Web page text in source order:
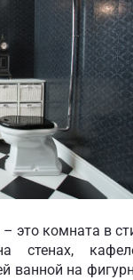
это комната в
стенах,
ванной на